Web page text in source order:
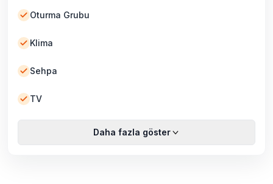
Oturma Grubu
Klima
Sehpa
TV
Daha fazla göster